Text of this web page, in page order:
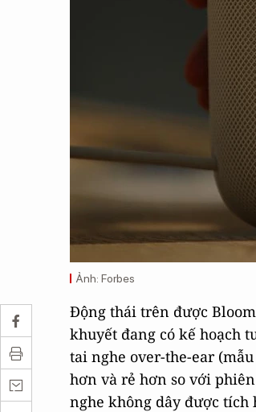
Ảnh: Forbes
Động thái trên được
khuyết đang có kế hoạch
tai nghe over-the-ear
hơn và rẻ hơn so với
nghe không dây được